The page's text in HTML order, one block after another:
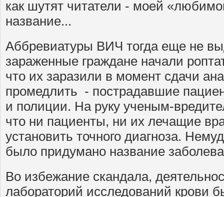
как шутят читатели - моей
название...
Аббревиатуры ВИЧ тогда еще не
зараженные граждане начали
что их заразили в момент сдачи
промедлить - пострадавшие
и полиции. На руку ученым-
что ни пациенты, ни их лечащие
установить точного диагноза.
было придумано название
Во избежание скандала,
лабораторий исследований крови